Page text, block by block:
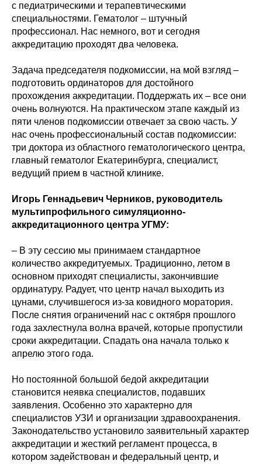
с педиатрическими и терапевтическими
специальностями. Гематолог – штучный
профессионал. Нас немного, вот и сегодня
аккредитацию проходят два человека.
Задача председателя подкомиссии, на мой взгляд –
подготовить ординаторов для достойного
прохождения аккредитации. Поддержать их – все они
очень волнуются. На практическом этапе каждый из
пяти членов подкомиссии отвечает за свою часть. У
нас очень профессиональный состав подкомиссии:
три доктора из областного гематологического центра,
главный гематолог Екатеринбурга, специалист,
ведущий прием в частной клинике.
Игорь Геннадьевич Черников, руководитель
мультипрофильного симуляционно-
аккредитационного центра УГМУ:
– В эту сессию мы принимаем стандартное
количество аккредитуемых. Традиционно, летом в
основном приходят специалисты, закончившие
ординатуру. Радует, что центр начал выходить из
цунами, случившегося из-за ковидного моратория.
После снятия ограничений нас с октября прошлого
года захлестнула волна врачей, которые пропустили
сроки аккредитации. Спадать она начала только к
апрелю этого года.
Но постоянной большой бедой аккредитации
становится неявка специалистов, подавших
заявления. Особенно это характерно для
специалистов УЗИ и организации здравоохранения.
Законодательство установило заявительный характер
аккредитации и жесткий регламент процесса, в
котором задействован и федеральный центр, и